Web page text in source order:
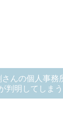
さんの個人事務
判明してしまう